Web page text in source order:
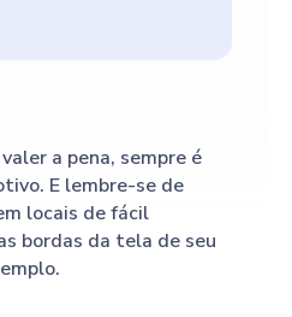
a pena, sempre é
E lembre-se de
locais de fácil
bordas da tela de seu